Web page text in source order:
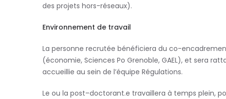
des projets hors-réseaux).
Environnement de travail
La personne recrutée bénéficiera du co-
(économie, Sciences Po Grenoble, GAEL), et sera
accueillie au sein de l’équipe Régulations.
Le ou la post–doctorant.e travaillera à temps plein,